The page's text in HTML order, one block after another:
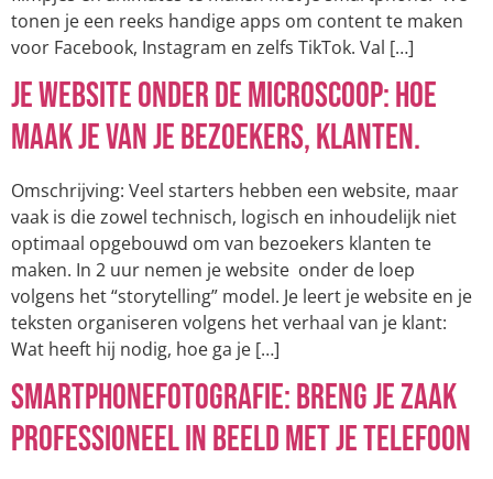
tonen je een reeks handige apps om content te maken
voor Facebook, Instagram en zelfs TikTok. Val […]
Je website onder de microscoop: Hoe
maak je van je bezoekers, klanten.
Omschrijving: Veel starters hebben een website, maar
vaak is die zowel technisch, logisch en inhoudelijk niet
optimaal opgebouwd om van bezoekers klanten te
maken. In 2 uur nemen je website onder de loep
volgens het “storytelling” model. Je leert je website en je
teksten organiseren volgens het verhaal van je klant:
Wat heeft hij nodig, hoe ga je […]
Smartphonefotografie: Breng je zaak
professioneel in beeld met je telefoon